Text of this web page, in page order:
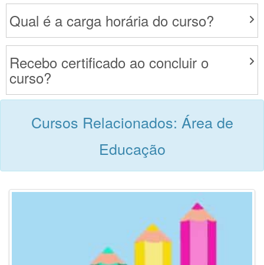
Qual é a carga horária do curso?
Recebo certificado ao concluir o
curso?
Cursos Relacionados: Área de
Educação